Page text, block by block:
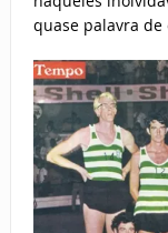
quase palavra de